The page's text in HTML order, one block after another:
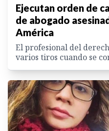
Ejecutan orden de
de abogado
América
El profesional del
varios tiros cuando se